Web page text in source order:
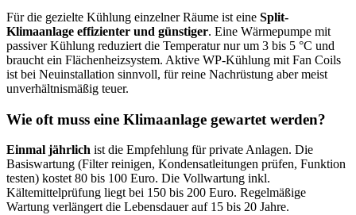
Für die gezielte Kühlung einzelner Räume ist eine Split-
Klimaanlage effizienter und günstiger. Eine Wärmepumpe mit
passiver Kühlung reduziert die Temperatur nur um 3 bis 5 °C und
braucht ein Flächenheizsystem. Aktive WP-Kühlung mit Fan Coils
ist bei Neuinstallation sinnvoll, für reine Nachrüstung aber meist
unverhältnismäßig teuer.
Wie oft muss eine Klimaanlage gewartet werden?
Einmal jährlich ist die Empfehlung für private Anlagen. Die
Basiswartung (Filter reinigen, Kondensatleitungen prüfen, Funktion
testen) kostet 80 bis 100 Euro. Die Vollwartung inkl.
Kältemittelprüfung liegt bei 150 bis 200 Euro. Regelmäßige
Wartung verlängert die Lebensdauer auf 15 bis 20 Jahre.